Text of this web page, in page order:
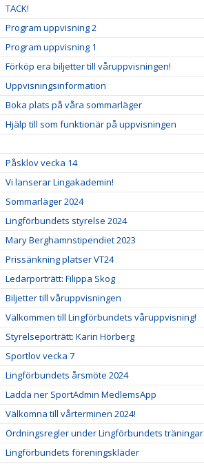
TACK!
Program uppvisning 2
Program uppvisning 1
Förköp era biljetter till våruppvisningen!
Uppvisningsinformation
Boka plats på våra sommarläger
Hjälp till som funktionär på uppvisningen
Påsklov vecka 14
Vi lanserar Lingakademin!
Sommarläger 2024
Lingförbundets styrelse 2024
Mary Berghamnstipendiet 2023
Prissänkning platser VT24
Ledarporträtt: Filippa Skog
Biljetter till våruppvisningen
Välkommen till Lingförbundets våruppvisning!
Styrelseporträtt: Karin Hörberg
Sportlov vecka 7
Lingförbundets årsmöte 2024
Ladda ner SportAdmin MedlemsApp
Välkomna till vårterminen 2024!
Ordningsregler under Lingförbundets träningar
Lingförbundets föreningskläder